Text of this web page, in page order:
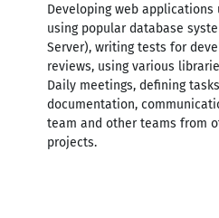
Developing web applications
using popular database
Server), writing tests for
reviews, using various
Daily meetings, defining
documentation,
team and other teams from
projects.